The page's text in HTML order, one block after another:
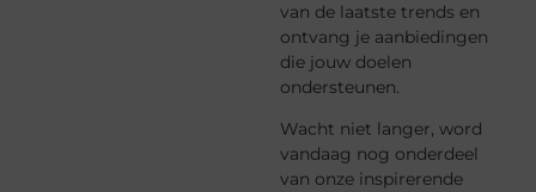
van de laatste trends en
ontvang je aanbiedingen
die jouw doelen
ondersteunen.
Wacht niet langer, word
vandaag nog onderdeel
van onze inspirerende